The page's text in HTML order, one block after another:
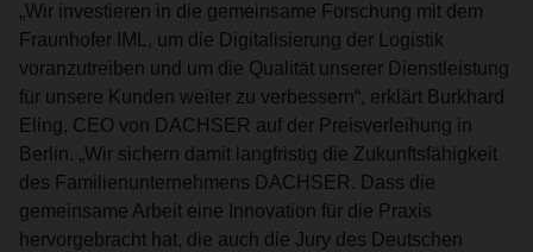
„Wir investieren in die gemeinsame Forschung mit dem
Fraunhofer IML, um die Digitalisierung der Logistik
voranzutreiben und um die Qualität unserer Dienstleistung
für unsere Kunden weiter zu verbessern“, erklärt Burkhard
Eling, CEO von DACHSER auf der Preisverleihung in
Berlin. „Wir sichern damit langfristig die Zukunftsfähigkeit
des Familienunternehmens DACHSER. Dass die
gemeinsame Arbeit eine Innovation für die Praxis
hervorgebracht hat, die auch die Jury des Deutschen